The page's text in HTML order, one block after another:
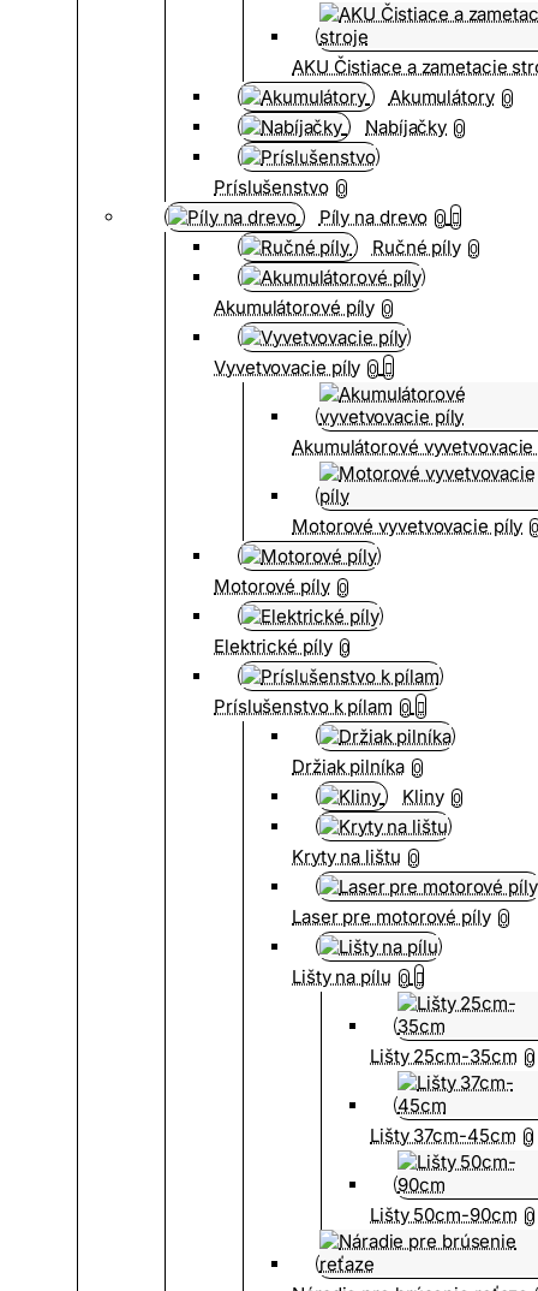
AKU Čistiace a zametacie
Akumulátory 0
Nabíjačky 0
Príslušenstvo 0
Píly na drevo 0
Ručné píly 0
Akumulátorové píly 0
Vyvetvovacie píly 0
Akumulátorové
Motorové vyvetvovacie píly
Motorové píly 0
Elektrické píly 0
Príslušenstvo k pílam 0
Držiak pilníka 0
Kliny 0
Kryty na lištu 0
Laser pre motorové píly 0
Lišty na pílu 0
Lišty 25cm-35cm 0
Lišty 37cm-45cm 0
Lišty 50cm-90cm 0